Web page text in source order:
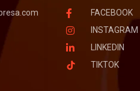
FACEBOOK
INSTAGRAM
LINKEDIN
TIKTOK